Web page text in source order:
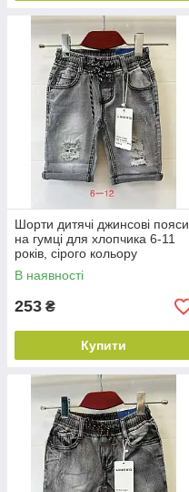
Шорти дитячі джинсові пояси
на гумці для хлопчика 6-11
років, сірого кольору
В наявності
253 ₴
Купити